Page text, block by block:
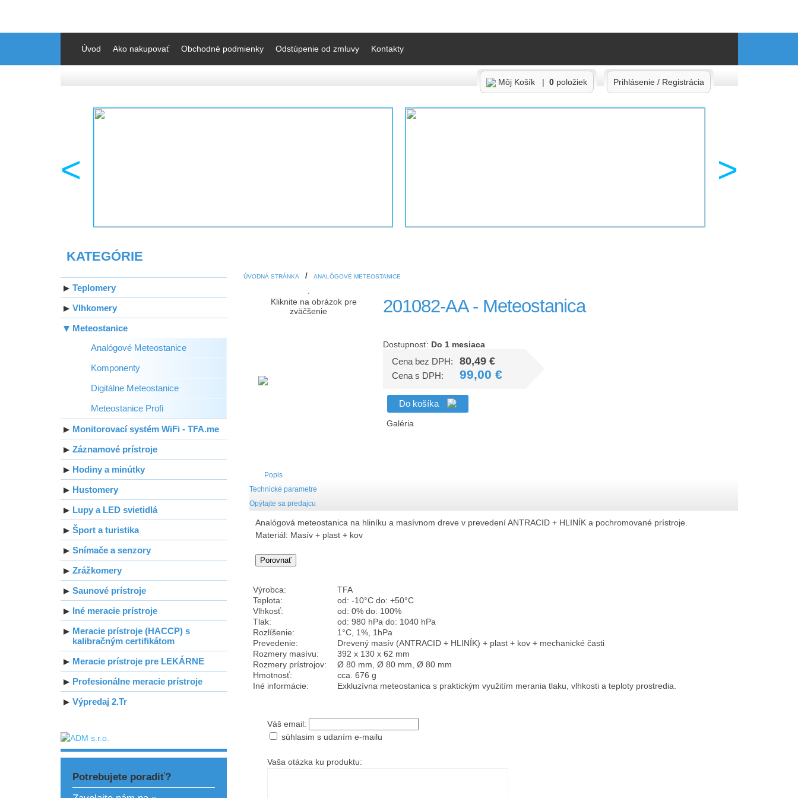
Úvod Ako nakupovať Obchodné podmienky Odstúpenie od zmluvy Kontakty
Prihlásenie / Registrácia
Môj Košík | 0položiek
< >
ÚVODNÁ STRÁNKA ANALÓGOVÉ METEOSTANICE
Kliknite na obrázok pre
zväčšenie
201082-AA - Meteostanica
Dostupnosť: Do 1 mesiaca
Cena bez DPH: 80,49 €
Cena s DPH: 99,00 €
Do košíka
Galéria
Popis
Technické parametre
Opýtajte sa predajcu
Analógová meteostanica na hliníku a masívnom dreve v prevedení ANTRACID + HLINÍK a pochromované prístroje.
Materiál: Masív + plast + kov
Výrobca:
TFA
Teplota:
od: -10°C do: +50°C
Vlhkosť:
od: 0% do: 100%
Tlak:
od: 980 hPa do: 1040 hPa
Rozlíšenie:
1°C, 1%, 1hPa
Prevedenie:
Drevený masív (ANTRACID + HLINÍK) + plast + kov + mechanické časti
Rozmery masívu:
392 x 130 x 62 mm
Rozmery prístrojov:
Ø 80 mm, Ø 80 mm, Ø 80 mm
Hmotnosť:
cca. 676 g
Iné informácie:
Exkluzívna meteostanica s praktickým využitím merania tlaku, vlhkosti a teploty prostredia.
Váš email:
súhlasim s udaním e-mailu
Vaša otázka ku produktu:
KATEGÓRIE
Teplomery
Vlhkomery
Meteostanice
Analógové Meteostanice
Komponenty
Digitálne Meteostanice
Meteostanice Profi
Monitorovací systém WiFi - TFA.me
Záznamové prístroje
Hodiny a minútky
Hustomery
Lupy a LED svietidlá
Šport a turistika
Snímače a senzory
Zrážkomery
Saunové prístroje
Iné meracie prístroje
Meracie prístroje (HACCP) s
kalibračným certifikátom
Meracie prístroje pre LEKÁRNE
Profesionálne meracie prístroje
Výpredaj 2.Tr
Potrebujete poradiť?